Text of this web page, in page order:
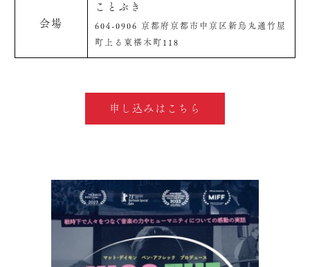
会場
ことぶき
604-0906 京都府京都市中京区新烏丸通竹屋
町上る東椹木町118
申し込みはこちら